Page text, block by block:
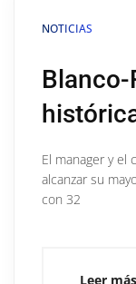
NOTICIAS
Blanco-
El manager y el
alcanzar su
con 32
Leer más